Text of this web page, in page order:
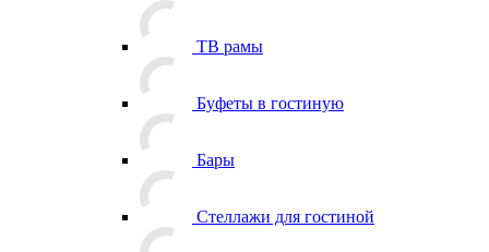
ТВ рамы
Буфеты в гостиную
Бары
Стеллажи для гостиной